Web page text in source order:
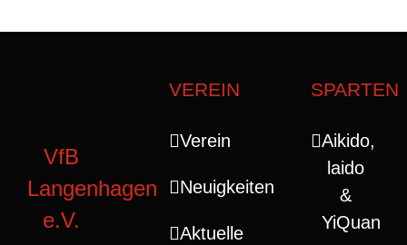
VfB
Langenhagen
e.V.
VEREIN
Verein
Neuigkeiten
Aktuelle
SPARTEN
Aikido,
laido
&
YiQuan